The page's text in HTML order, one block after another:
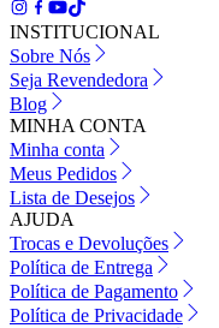
INSTITUCIONAL
Sobre Nós
Seja Revendedora
Blog
MINHA CONTA
Minha conta
Meus Pedidos
Lista de Desejos
AJUDA
Trocas e Devoluções
Política de Entrega
Política de Pagamento
Política de Privacidade